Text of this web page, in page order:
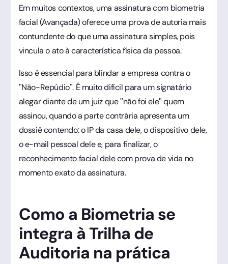
Em muitos contextos, uma assinatura com biometria
facial (Avançada) oferece uma prova de autoria mais
contundente do que uma assinatura simples, pois
vincula o ato à característica física da pessoa.
Isso é essencial para blindar a empresa contra o
"Não-Repúdio". É muito difícil para um signatário
alegar diante de um juiz que "não foi ele" quem
assinou, quando a parte contrária apresenta um
dossiê contendo: o IP da casa dele, o dispositivo dele,
o e-mail pessoal dele e, para finalizar, o
reconhecimento facial dele com prova de vida no
momento exato da assinatura.
Como a Biometria se
integra à Trilha de
Auditoria na prática